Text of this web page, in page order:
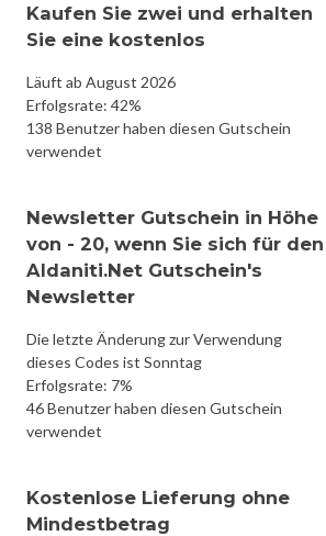
Kaufen Sie zwei und erhalten
Sie eine kostenlos
Läuft ab August 2026
Erfolgsrate: 42%
138 Benutzer haben diesen Gutschein
verwendet
Newsletter Gutschein in Höhe
von - 20, wenn Sie sich für den
Aldaniti.Net Gutschein's
Newsletter
Die letzte Änderung zur Verwendung
dieses Codes ist Sonntag
Erfolgsrate: 7%
46 Benutzer haben diesen Gutschein
verwendet
Kostenlose Lieferung ohne
Mindestbetrag